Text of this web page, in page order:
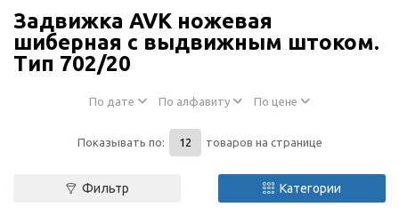
Задвижка AVK ножевая
шиберная с выдвижным штоком.
Тип 702/20
По дате По алфавиту По цене
Показывать по: товаров на странице
Фильтр Категории